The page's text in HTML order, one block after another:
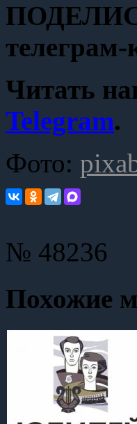
телеграм-
Читать
Telegram.
Фото:
№ 48236
Похожие